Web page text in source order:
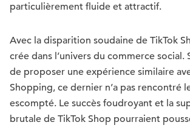
particulièrement fluide et attractif.
Avec la disparition soudaine de TikTok
crée dans l’univers du commerce social.
de proposer une expérience similaire
Shopping, ce dernier n’a pas rencontré
escompté. Le succès foudroyant et la
brutale de TikTok Shop pourraient